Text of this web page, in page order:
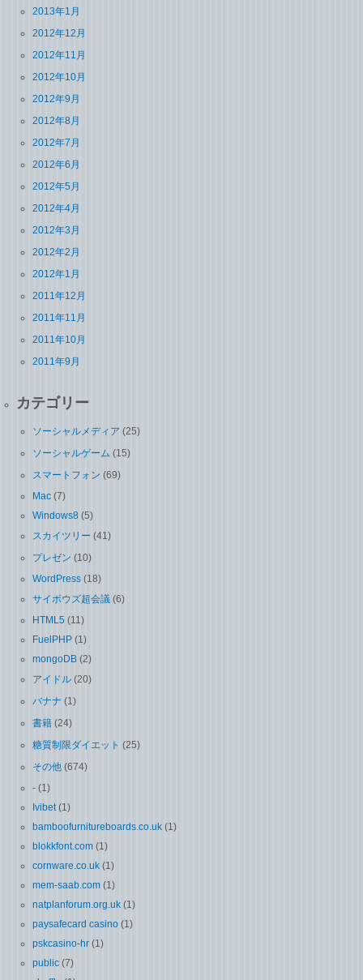
2013年1月
2012年12月
2012年11月
2012年10月
2012年9月
2012年8月
2012年7月
2012年6月
2012年5月
2012年4月
2012年3月
2012年2月
2012年1月
2011年12月
2011年11月
2011年10月
2011年9月
カテゴリー
ソーシャルメディア (25)
ソーシャルゲーム (15)
スマートフォン (69)
Mac (7)
Windows8 (5)
スカイツリー (41)
プレゼン (10)
WordPress (18)
サイボウズ超会議 (6)
HTML5 (11)
FuelPHP (1)
mongoDB (2)
アイドル (20)
バナナ (1)
書籍 (24)
糖質制限ダイエット (25)
その他 (674)
- (1)
Ivibet (1)
bamboofurnitureboards.co.uk (1)
blokkfont.com (1)
cornware.co.uk (1)
mem-saab.com (1)
natplanforum.org.uk (1)
paysafecard casino (1)
pskcasino-hr (1)
public (7)